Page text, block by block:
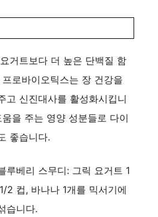
거트보다 더 높은 단백질 함
로바이오틱스는 장 건강을
고 신진대사를 활성화시킵니
을 주는 영양 성분들로 다이
좋습니다.
루베리 스무디: 그릭 요거트 1
2 컵, 바나나 1개를 믹서기에
습니다.